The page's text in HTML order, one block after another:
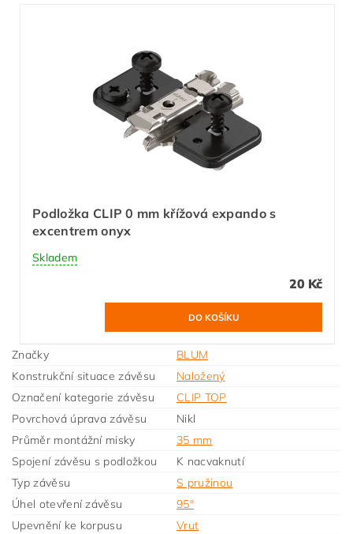
Podložka CLIP 0 mm křížová expando s
excentrem onyx
Skladem
20 Kč
Značky
BLUM
Konstrukční situace závěsu
Naložený
Označení kategorie závěsu
CLIP TOP
Povrchová úprava závěsu
Nikl
Průměr montážní misky
35 mm
Spojení závěsu s podložkou
K nacvaknutí
Typ závěsu
S pružinou
Úhel otevření závěsu
95°
Upevnění ke korpusu
Vrut